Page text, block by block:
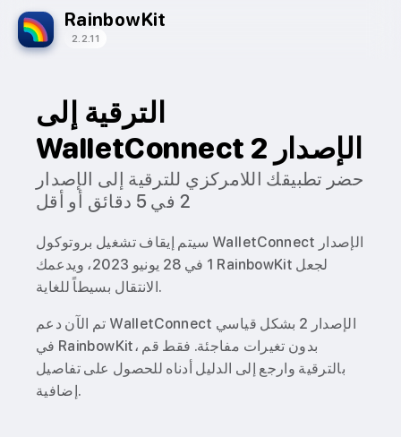
RainbowKit
2.2.11
الترقية إلى
WalletConnect الإصدار 2
حضر تطبيقك اللامركزي للترقية إلى الإصدار
2 في 5 دقائق أو أقل
سيتم إيقاف تشغيل بروتوكول WalletConnect الإصدار
1 في 28 يونيو 2023، ويدعمك RainbowKit لجعل
الانتقال بسيطاً للغاية.
تم الآن دعم WalletConnect الإصدار 2 بشكل قياسي
في RainbowKit، بدون تغيرات مفاجئة. فقط قم
بالترقية وارجع إلى الدليل أدناه للحصول على تفاصيل
إضافية.